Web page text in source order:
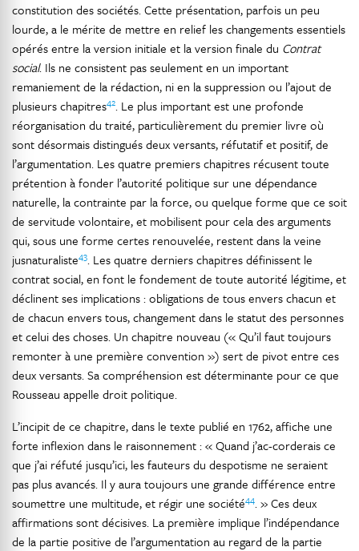
constitution des sociétés. Cette présentation, parfois un peu
lourde, a le mérite de mettre en relief les changements essentiels
opérés entre la version initiale et la version finale du Contrat
social. Ils ne consistent pas seulement en un important
remaniement de la rédaction, ni en la suppression ou l’ajout de
plusieurs chapitres42. Le plus important est une profonde
réorganisation du traité, particulièrement du premier livre où
sont désormais distingués deux versants, réfutatif et positif, de
l’argumentation. Les quatre premiers chapitres récusent toute
prétention à fonder l’autorité politique sur une dépendance
naturelle, la contrainte par la force, ou quelque forme que ce soit
de servitude volontaire, et mobilisent pour cela des arguments
qui, sous une forme certes renouvelée, restent dans la veine
jusnaturaliste43. Les quatre derniers chapitres définissent le
contrat social, en font le fondement de toute autorité légitime, et
déclinent ses implications : obligations de tous envers chacun et
de chacun envers tous, changement dans le statut des personnes
et celui des choses. Un chapitre nouveau (« Qu’il faut toujours
remonter à une première convention ») sert de pivot entre ces
deux versants. Sa compréhension est déterminante pour ce que
Rousseau appelle droit politique.
L’incipit de ce chapitre, dans le texte publié en 1762, affiche une
forte inflexion dans le raisonnement : « Quand j’ac-corderais ce
que j’ai réfuté jusqu’ici, les fauteurs du despotisme ne seraient
pas plus avancés. Il y aura toujours une grande différence entre
soumettre une multitude, et régir une société44. » Ces deux
affirmations sont décisives. La première implique l’indépendance
de la partie positive de l’argumentation au regard de la partie